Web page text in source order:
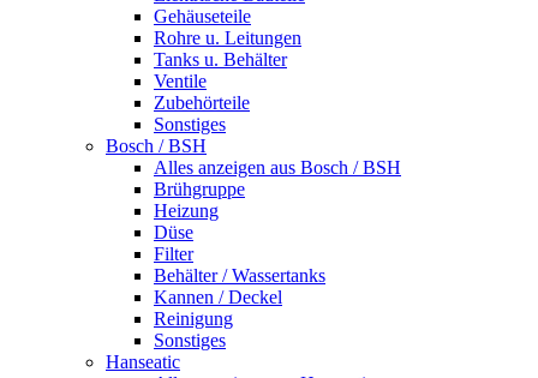
Gehäuseteile
Rohre u. Leitungen
Tanks u. Behälter
Ventile
Zubehörteile
Sonstiges
Bosch / BSH
Alles anzeigen aus Bosch / BSH
Brühgruppe
Heizung
Düse
Filter
Behälter / Wassertanks
Kannen / Deckel
Reinigung
Sonstiges
Hanseatic